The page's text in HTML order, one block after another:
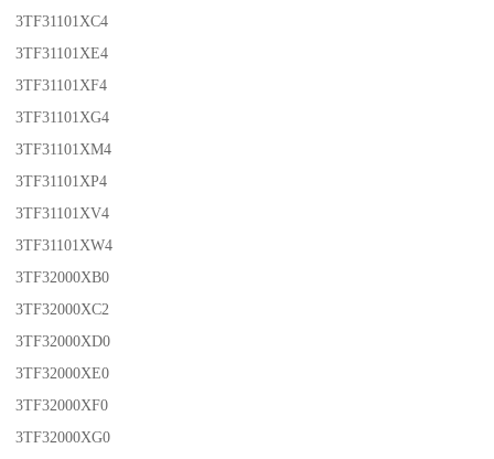
3TF31101XC4
3TF31101XE4
3TF31101XF4
3TF31101XG4
3TF31101XM4
3TF31101XP4
3TF31101XV4
3TF31101XW4
3TF32000XB0
3TF32000XC2
3TF32000XD0
3TF32000XE0
3TF32000XF0
3TF32000XG0